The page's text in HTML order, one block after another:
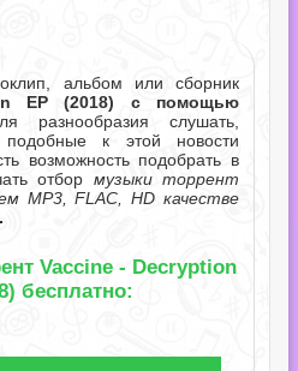
альбом или сборник
EP (2018) с помощью
разнообразия слушать,
к этой новости
возможность подобрать в
отбор музыки торрент
MP3, FLAC, HD качестве
Vaccine - Decryption
бесплатно: